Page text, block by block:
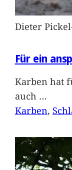
Dieter
Für ein
Karben hat
auch …
Karben,